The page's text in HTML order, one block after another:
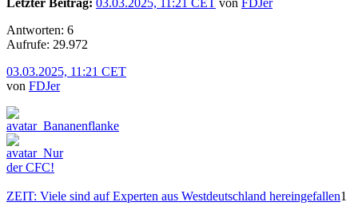
Antworten: 6
Aufrufe: 29.972
03.03.2025, 11:21 CET
von FDJer
ZEIT: Viele sind auf Experten aus Westdeutschland hereingefallen1